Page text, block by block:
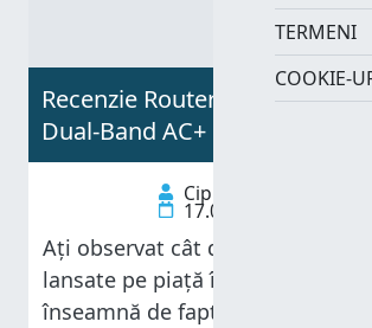
Recenzie Router Belkin AC
Dual-Band AC+ Gigabit
Ciprian Adrian Rusen
17.01.2013
Ați observat cât de multe routere
lansate pe piață în ultimele luni?
înseamnă de fapt AC și ce
TERMENI
COOKIE-